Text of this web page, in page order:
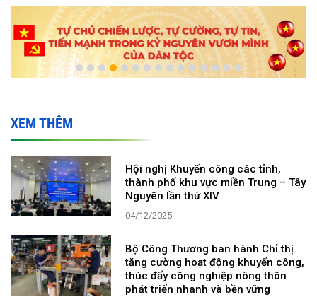
XEM THÊM
Hội nghị Khuyến công các tỉnh,
thành phố khu vực miền Trung – Tây
Nguyên lần thứ XIV
04/12/2025
Bộ Công Thương ban hành Chỉ thị
tăng cường hoạt động khuyến công,
thúc đẩy công nghiệp nông thôn
phát triển nhanh và bền vững